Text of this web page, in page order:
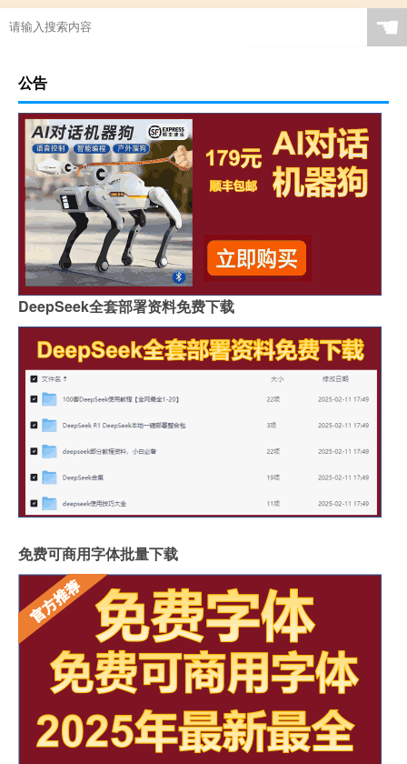
☚
公告
DeepSeek全套部署资料免费下载
免费可商用字体批量下载